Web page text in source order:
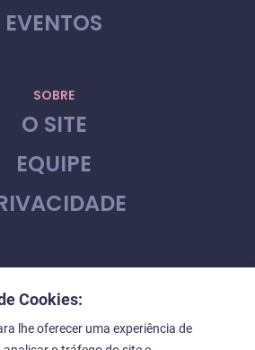
EVENTOS
SOBRE
O SITE
EQUIPE
CONOSCO
Cookies:
lhe oferecer uma experiência de